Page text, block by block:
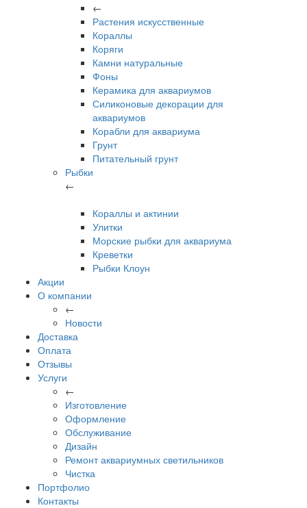
←
Растения искусственные
Кораллы
Коряги
Камни натуральные
Фоны
Керамика для аквариумов
Силиконовые декорации для
аквариумов
Корабли для аквариума
Грунт
Питательный грунт
Рыбки
←
Кораллы и актинии
Улитки
Морские рыбки для аквариума
Креветки
Рыбки Клоун
Акции
О компании
←
Новости
Доставка
Оплата
Отзывы
Услуги
←
Изготовление
Оформление
Обслуживание
Дизайн
Ремонт аквариумных светильников
Чистка
Портфолио
Контакты